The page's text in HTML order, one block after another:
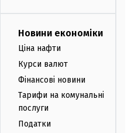
Новини економіки
Ціна нафти
Курси валют
Фінансові новини
Тарифи на комунальні
послуги
Податки